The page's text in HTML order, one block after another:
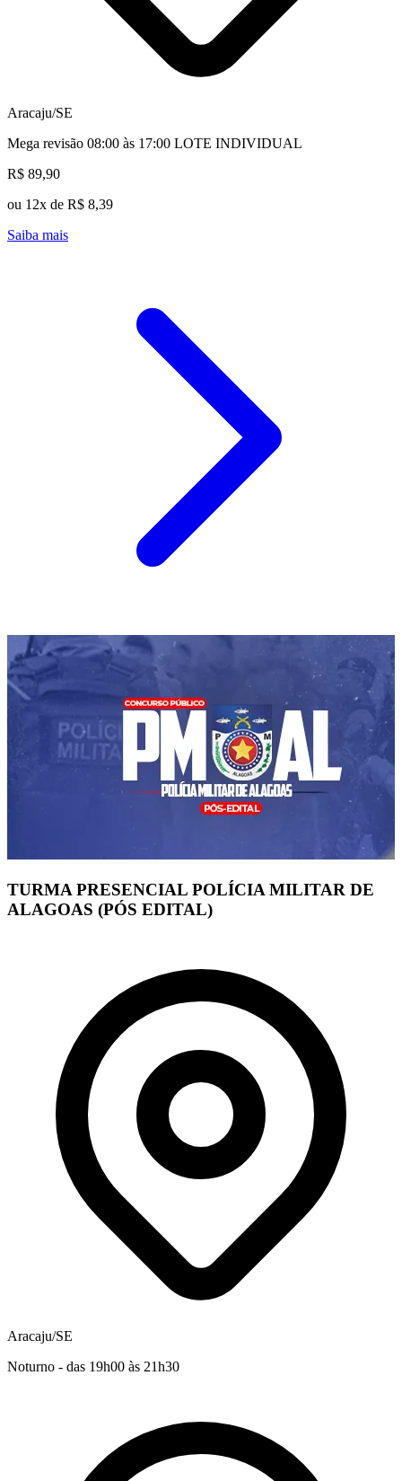
Aracaju/SE
Mega revisão 08:00 às 17:00 LOTE INDIVIDUAL
R$ 89,90
ou 12x de R$ 8,39
Saiba mais
TURMA PRESENCIAL POLÍCIA MILITAR DE
ALAGOAS (PÓS EDITAL)
Aracaju/SE
Noturno - das 19h00 às 21h30